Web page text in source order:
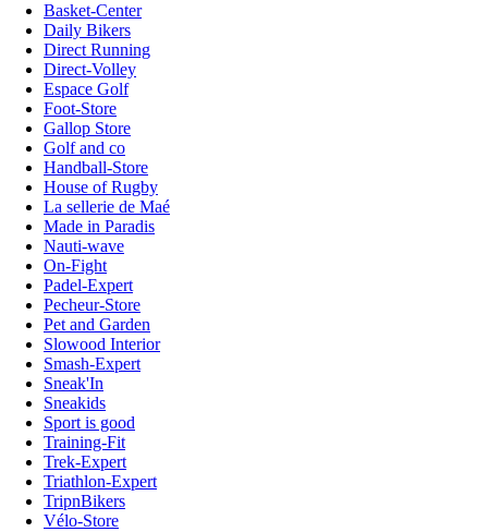
Basket-Center
Daily Bikers
Direct Running
Direct-Volley
Espace Golf
Foot-Store
Gallop Store
Golf and co
Handball-Store
House of Rugby
La sellerie de Maé
Made in Paradis
Nauti-wave
On-Fight
Padel-Expert
Pecheur-Store
Pet and Garden
Slowood Interior
Smash-Expert
Sneak'In
Sneakids
Sport is good
Training-Fit
Trek-Expert
Triathlon-Expert
TripnBikers
Vélo-Store